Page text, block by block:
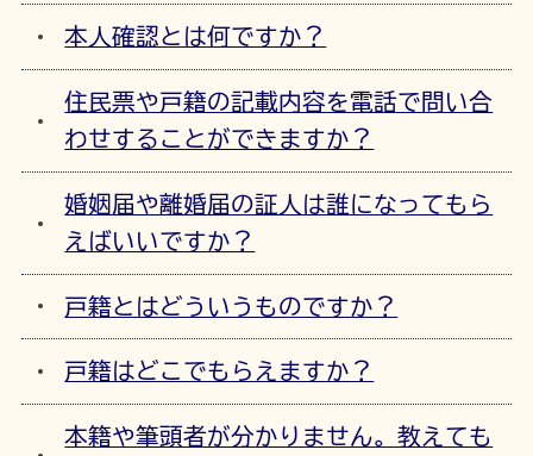
本人確認とは何ですか？
住民票や戸籍の記載内容を電話で問い合
わせすることができますか？
婚姻届や離婚届の証人は誰になってもら
えばいいですか？
戸籍とはどういうものですか？
戸籍はどこでもらえますか？
本籍や筆頭者が分かりません。教えても